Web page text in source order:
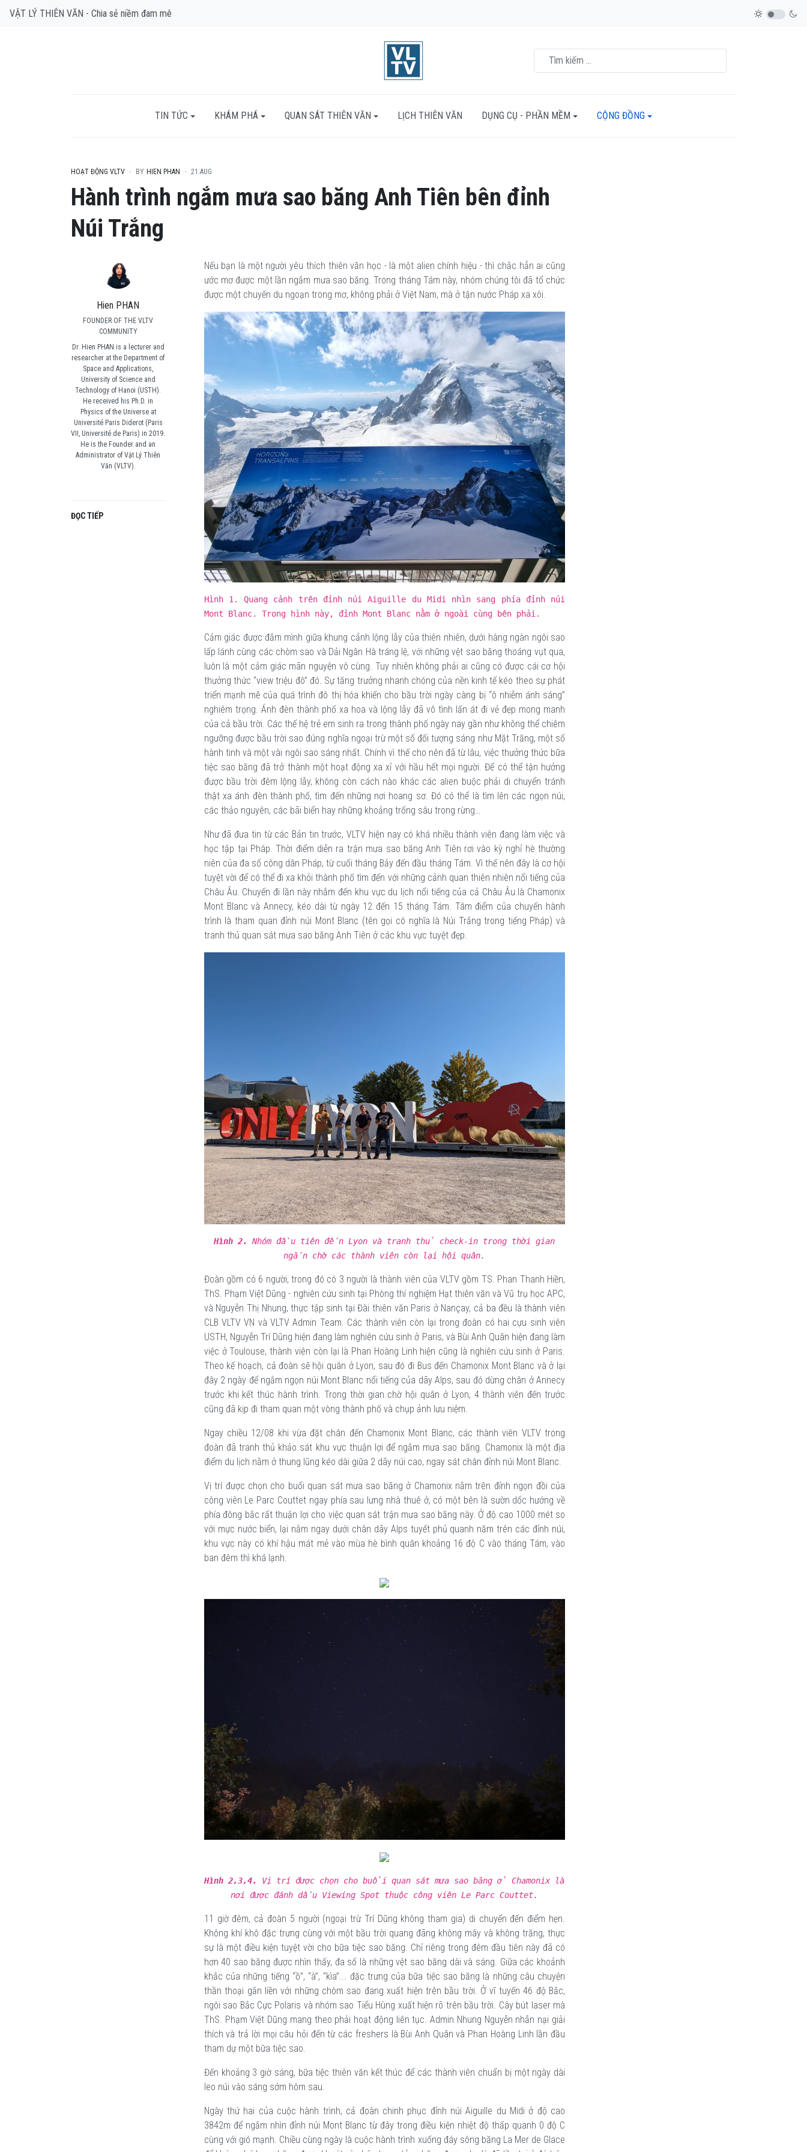
VẬT LÝ THIÊN VĂN - Chia sẻ niềm đam mê
TIN TỨC KHÁM PHÁ QUAN SÁT THIÊN VĂN LỊCH THIÊN VĂN DỤNG CỤ - PHẦN MỀM CỘNG ĐỒNG
HOẠT ĐỘNG VLTV BY HIEN PHAN 21.AUG
Hành trình ngắm mưa sao băng Anh Tiên bên đỉnh
Núi Trắng
Hien PHAN
FOUNDER OF THE VLTV
COMMUNITY
Dr. Hien PHAN is a lecturer and
researcher at the Department of
Space and Applications,
University of Science and
Technology of Hanoi (USTH).
He received his Ph.D. in
Physics of the Universe at
Université Paris Diderot (Paris
VII, Université de Paris) in 2019.
He is the Founder and an
Administrator of Vật Lý Thiên
Văn (VLTV).
ĐỌC TIẾP
Nếu bạn là một người yêu thích thiên văn học - là một alien chính hiệu - thì chắc hẳn ai cũng
ước mơ được một lần ngắm mưa sao băng. Trong tháng Tám này, nhóm chúng tôi đã tổ chức
được một chuyến du ngoạn trong mơ, không phải ở Việt Nam, mà ở tận nước Pháp xa xôi.
Hình 1.
Quang cảnh trên đỉnh núi Aiguille du Midi nhìn sang phía đỉnh núi
Mont Blanc. Trong hình này, đỉnh Mont Blanc nằm ở ngoài cùng bên phải.
Cảm giác được đắm mình giữa khung cảnh lộng lẫy của thiên nhiên, dưới hàng ngàn ngôi sao
lấp lánh cùng các chòm sao và Dải Ngân Hà tráng lệ, với những vệt sao băng thoáng vụt qua,
luôn là một cảm giác mãn nguyện vô cùng. Tuy nhiên không phải ai cũng có được cái cơ hội
thưởng thức “view triệu đô” đó. Sự tăng trưởng nhanh chóng của nền kinh tế kéo theo sự phát
triển mạnh mẽ của quá trình đô thị hóa khiến cho bầu trời ngày càng bị “ô nhiễm ánh sáng”
nghiêm trọng. Ánh đèn thành phố xa hoa và lộng lẫy đã vô tình lấn át đi vẻ đẹp mong manh
của cả bầu trời. Các thế hệ trẻ em sinh ra trong thành phố ngày nay gần như không thể chiêm
ngưỡng được bầu trời sao đúng nghĩa ngoại trừ một số đối tượng sáng như Mặt Trăng, một số
hành tinh và một vài ngôi sao sáng nhất. Chính vì thế cho nên đã từ lâu, việc thưởng thức bữa
tiệc sao băng đã trở thành một hoạt động xa xỉ với hầu hết mọi người. Để có thể tận hưởng
được bầu trời đêm lộng lẫy, không còn cách nào khác các alien buộc phải di chuyển tránh
thật xa ánh đèn thành phố, tìm đến những nơi hoang sơ. Đó có thể là tìm lên các ngọn núi,
các thảo nguyên, các bãi biển hay những khoảng trống sâu trong rừng…
Như đã đưa tin từ các Bản tin trước, VLTV hiện nay có khá nhiều thành viên đang làm việc và
học tập tại Pháp. Thời điểm diễn ra trận mưa sao băng Anh Tiên rơi vào kỳ nghỉ hè thường
niên của đa số công dân Pháp, từ cuối tháng Bảy đến đầu tháng Tám. Vì thế nên đây là cơ hội
tuyệt vời để có thể đi xa khỏi thành phố tìm đến với những cảnh quan thiên nhiên nổi tiếng của
Châu Âu. Chuyến đi lần này nhắm đến khu vực du lịch nổi tiếng của cả Châu Âu là Chamonix
Mont Blanc và Annecy, kéo dài từ ngày 12 đến 15 tháng Tám. Tâm điểm của chuyến hành
trình là tham quan đỉnh núi Mont Blanc (tên gọi có nghĩa là Núi Trắng trong tiếng Pháp) và
tranh thủ quan sát mưa sao băng Anh Tiên ở các khu vực tuyệt đẹp.
Hình 2.
Nhóm đầu tiên đến Lyon và tranh thủ check-in trong thời gian
ngắn chờ các thành viên còn lại hội quân.
Đoàn gồm có 6 người, trong đó có 3 người là thành viên của VLTV gồm TS. Phan Thanh Hiền,
ThS. Phạm Việt Dũng - nghiên cứu sinh tại Phòng thí nghiệm Hạt thiên văn và Vũ trụ học APC,
và Nguyễn Thị Nhung, thực tập sinh tại Đài thiên văn Paris ở Nançay, cả ba đều là thành viên
CLB VLTV VN và VLTV Admin Team. Các thành viên còn lại trong đoàn có hai cựu sinh viên
USTH, Nguyễn Trí Dũng hiện đang làm nghiên cứu sinh ở Paris, và Bùi Anh Quân hiện đang làm
việc ở Toulouse, thành viên còn lại là Phan Hoàng Linh hiện cũng là nghiên cứu sinh ở Paris.
Theo kế hoạch, cả đoàn sẽ hội quân ở Lyon, sau đó đi Bus đến Chamonix Mont Blanc và ở lại
đây 2 ngày để ngắm ngọn núi Mont Blanc nổi tiếng của dãy Alps, sau đó dừng chân ở Annecy
trước khi kết thúc hành trình. Trong thời gian chờ hội quân ở Lyon, 4 thành viên đến trước
cũng đã kịp đi tham quan một vòng thành phố và chụp ảnh lưu niệm.
Ngay chiều 12/08 khi vừa đặt chân đến Chamonix Mont Blanc, các thành viên VLTV trong
đoàn đã tranh thủ khảo sát khu vực thuận lợi để ngắm mưa sao băng. Chamonix là một địa
điểm du lịch nằm ở thung lũng kéo dài giữa 2 dãy núi cao, ngay sát chân đỉnh núi Mont Blanc.
Vị trí được chọn cho buổi quan sát mưa sao băng ở Chamonix nằm trên đỉnh ngọn đồi của
công viên Le Parc Couttet ngay phía sau lưng nhà thuê ở, có một bên là sườn dốc hướng về
phía đông bắc rất thuận lợi cho việc quan sát trận mưa sao băng này. Ở độ cao 1000 mét so
với mực nước biển, lại nằm ngay dưới chân dãy Alps tuyết phủ quanh năm trên các đỉnh núi,
khu vực này có khí hậu mát mẻ vào mùa hè bình quân khoảng 16 độ C vào tháng Tám, vào
ban đêm thì khá lạnh.
Hình 2,3,4.
Vị trí được chọn cho buổi quan sát mưa sao băng ở Chamonix là
nơi được đánh dấu Viewing Spot thuộc công viên Le Parc Couttet.
11 giờ đêm, cả đoàn 5 người (ngoại trừ Trí Dũng không tham gia) di chuyển đến điểm hẹn.
Không khí khô đặc trưng cùng với một bầu trời quang đãng không mây và không trăng, thực
sự là một điều kiện tuyệt vời cho bữa tiệc sao băng. Chỉ riêng trong đêm đầu tiên này đã có
hơn 40 sao băng được nhìn thấy, đa số là những vệt sao băng dài và sáng. Giữa các khoảnh
khắc của những tiếng “ồ”, “à”, “kìa”... đặc trưng của bữa tiệc sao băng là những câu chuyện
thần thoại gắn liền với những chòm sao đang xuất hiện trên bầu trời. Ở vĩ tuyến 46 độ Bắc,
ngôi sao Bắc Cực Polaris và nhóm sao Tiểu Hùng xuất hiện rõ trên bầu trời. Cây bút laser mà
ThS. Phạm Việt Dũng mang theo phải hoạt động liên tục. Admin Nhung Nguyễn nhẫn nại giải
thích và trả lời mọi câu hỏi đến từ các freshers là Bùi Anh Quân và Phan Hoàng Linh lần đầu
tham dự một bữa tiệc sao.
Đến khoảng 3 giờ sáng, bữa tiệc thiên văn kết thúc để các thành viên chuẩn bị một ngày dài
leo núi vào sáng sớm hôm sau.
Ngày thứ hai của cuộc hành trình, cả đoàn chinh phục đỉnh núi Aiguille du Midi ở độ cao
3842m để ngắm nhìn đỉnh núi Mont Blanc từ đây trong điều kiện nhiệt độ thấp quanh 0 độ C
cùng với gió mạnh. Chiều cùng ngày là cuộc hành trình xuống đáy sông băng La Mer de Glace